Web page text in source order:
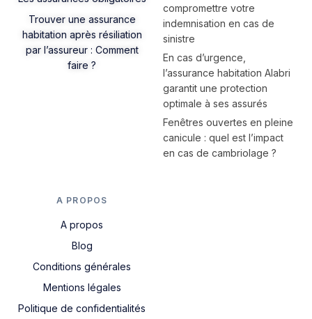
Trouver une assurance
habitation après résiliation
par l’assureur : Comment
faire ?
compromettre votre
indemnisation en cas de
sinistre
En cas d’urgence,
l’assurance habitation Alabri
garantit une protection
optimale à ses assurés
Fenêtres ouvertes en pleine
canicule : quel est l’impact
en cas de cambriolage ?
A PROPOS
A propos
Blog
Conditions générales
Mentions légales
Politique de confidentialités